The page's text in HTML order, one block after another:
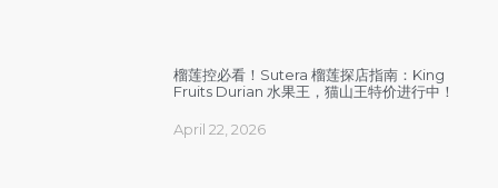
榴莲控必看！Sutera 榴莲探店指南：King
Fruits Durian 水果王，猫山王特价进行中！
April 22, 2026